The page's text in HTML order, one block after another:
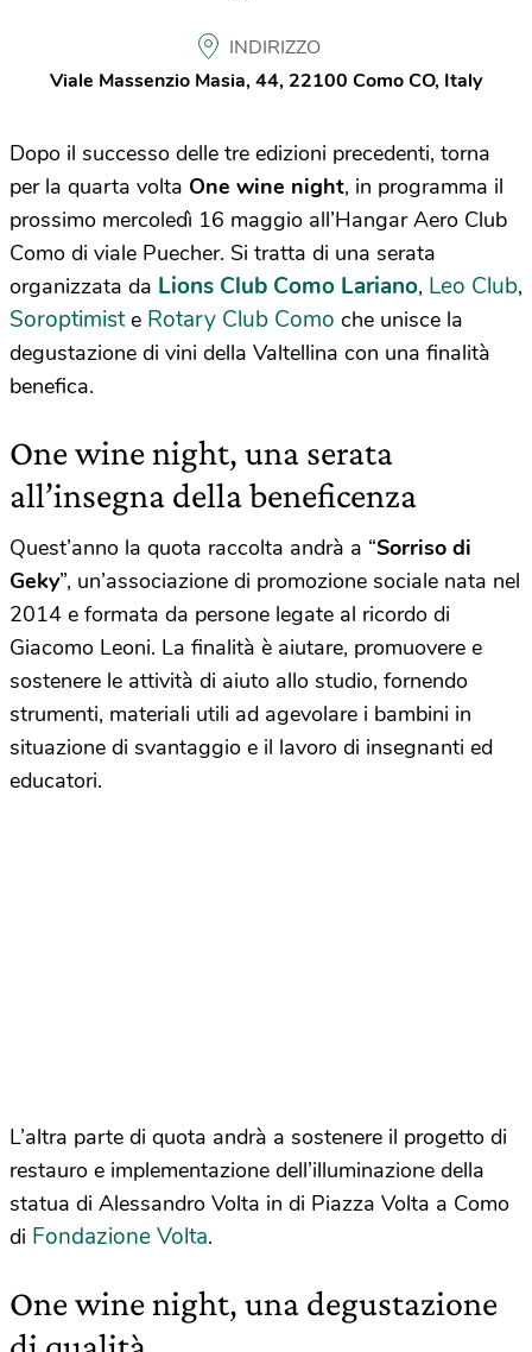
INDIRIZZO
Viale Massenzio Masia, 44, 22100 Como CO, Italy
Dopo il successo delle tre edizioni precedenti, torna
per la quarta volta One wine night, in programma il
prossimo mercoledì 16 maggio all’Hangar Aero Club
Como di viale Puecher. Si tratta di una serata
organizzata da Lions Club Como Lariano, Leo Club,
Soroptimiste Rotary Club Como che unisce la
degustazione di vini della Valtellina con una finalità
benefica.
One wine night, una serata
all’insegna della beneficenza
Quest’anno la quota raccolta andrà a “Sorriso di
Geky”, un’associazione di promozione sociale nata nel
2014 e formata da persone legate al ricordo di
Giacomo Leoni. La finalità è aiutare, promuovere e
sostenere le attività di aiuto allo studio, fornendo
strumenti, materiali utili ad agevolare i bambini in
situazione di svantaggio e il lavoro di insegnanti ed
educatori.
L’altra parte di quota andrà a sostenere il progetto di
restauro e implementazione dell’illuminazione della
statua di Alessandro Volta in di Piazza Volta a Como
di Fondazione Volta.
One wine night, una degustazione